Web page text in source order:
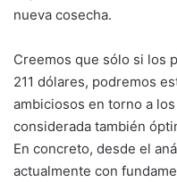
nueva cosecha.
Creemos que sólo si los
211 dólares, podremos
ambiciosos en torno a
considerada también
En concreto, desde el
actualmente con